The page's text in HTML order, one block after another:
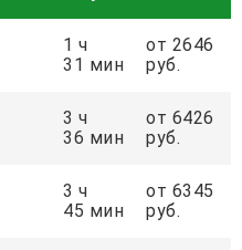
1 ч
31 мин
от 2646
руб.
3 ч
36 мин
от 6426
руб.
3 ч
45 мин
от 6345
руб.